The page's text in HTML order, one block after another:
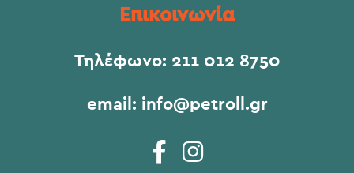
Επικοινωνία
Τηλέφωνο: 211 012 8750
email: info@petroll.gr